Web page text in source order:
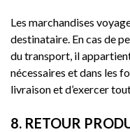
Les marchandises
destinataire. En cas de
du transport, il
nécessaires et dans les
livraison et d’exercer
8. RETOUR